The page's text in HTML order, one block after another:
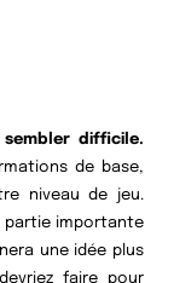
difficile.
de base,
niveau de jeu.
partie importante
une idée plus
faire pour